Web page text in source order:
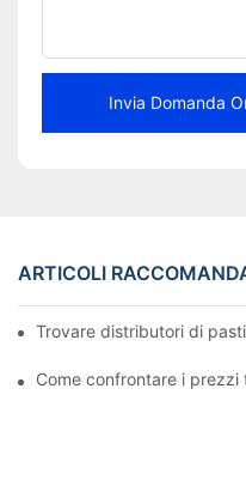
Invia Domanda
ARTICOLI
Trovare distributori di
Come confrontare i prezzi